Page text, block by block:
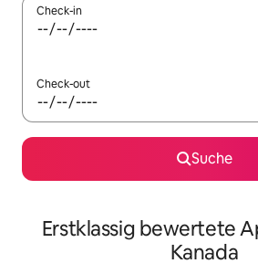
Check-in
Check-out
Suche
Erstklassig bewertete
Kanada